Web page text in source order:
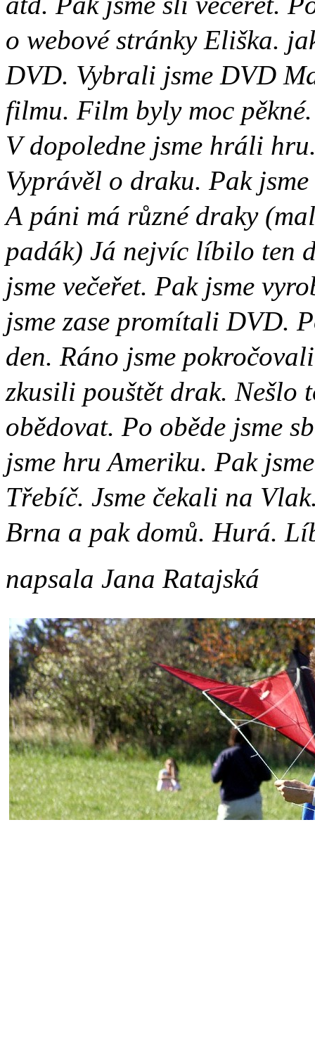
o webové stránky Eliška.
DVD. Vybrali jsme DVD
filmu. Film byly moc
V dopoledne jsme hráli
Vyprávěl o draku. Pak
A páni má různé draky
padák) Já nejvíc líbilo ten
jsme večeřet. Pak jsme
jsme zase promítali DVD.
den. Ráno jsme
zkusili pouštět drak. Nešlo
obědovat. Po oběde jsme
jsme hru Ameriku. Pak
Třebíč. Jsme čekali na
Brna a pak domů. Hurá.
napsala Jana Ratajská